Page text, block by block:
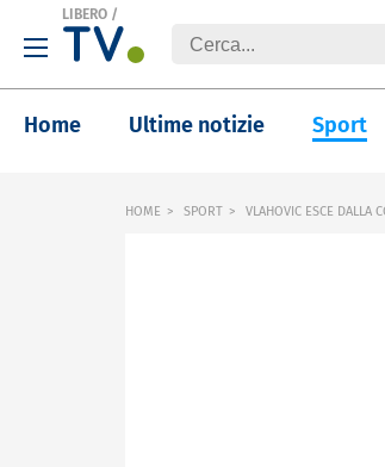
LIBERO /
Home Ultime notizie Sport
HOME SPORT VLAHOVIC ESCE DALLA